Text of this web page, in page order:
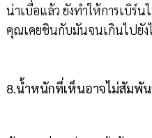
น่าเบื่อแล้ว ยังทำให้การเบิร์น
คุณเคยชินกับมันจนเกินไปยัง
8.น้ำหนักที่เห็นอาจไม่สัมพั